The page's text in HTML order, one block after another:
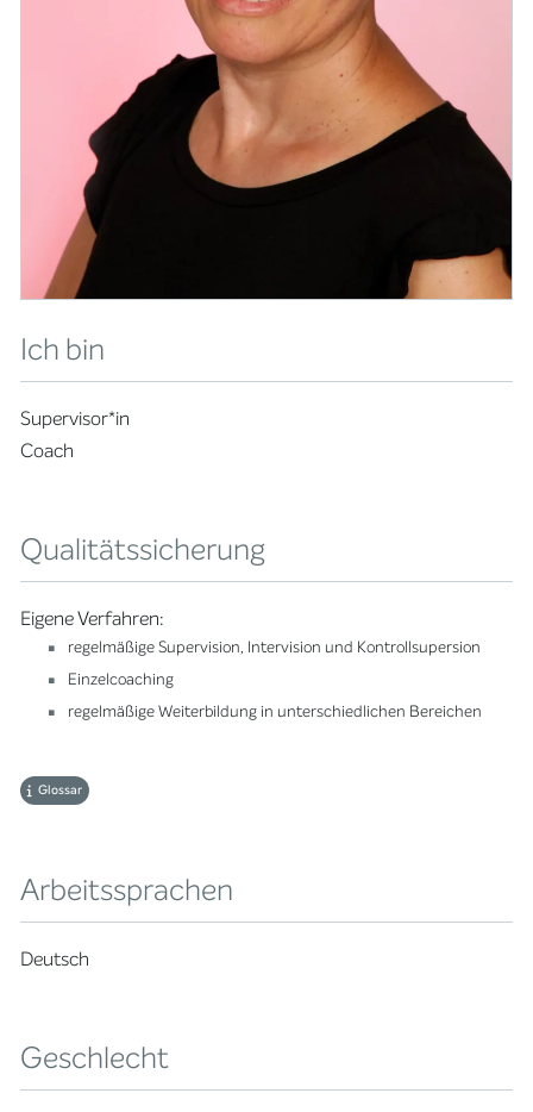
Ich bin
Supervisor*in
Coach
Qualitätssicherung
Eigene Verfahren:
regelmäßige Supervision, Intervision und Kontrollsupersion
Einzelcoaching
regelmäßige Weiterbildung in unterschiedlichen Bereichen
Glossar
Arbeitssprachen
Deutsch
Geschlecht